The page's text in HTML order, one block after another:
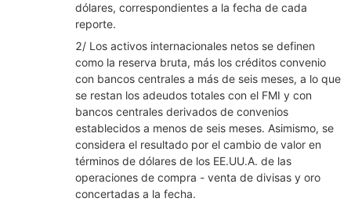
dólares, correspondientes a la fecha de cada
reporte.
2/ Los activos internacionales netos se definen
como la reserva bruta, más los créditos convenio
con bancos centrales a más de seis meses, a lo que
se restan los adeudos totales con el FMI y con
bancos centrales derivados de convenios
establecidos a menos de seis meses. Asimismo, se
considera el resultado por el cambio de valor en
términos de dólares de los EE.UU.A. de las
operaciones de compra - venta de divisas y oro
concertadas a la fecha.